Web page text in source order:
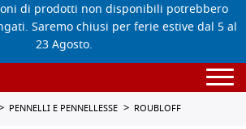
di prodotti non disponibili potrebbero
Saremo chiusi per ferie estive dal 5 al
23 Agosto.
PENNELLI E PENNELLESSE ROUBLOFF